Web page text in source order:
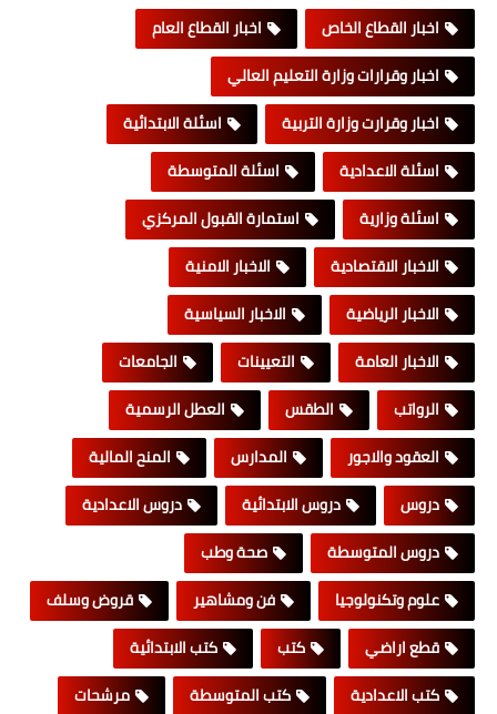
اخبار القطاع الخاص
اخبار القطاع العام
اخبار وقرارات وزارة التعليم العالي
اخبار وقرارت وزارة التربية
اسئلة الابتدائية
اسئلة الاعدادية
اسئلة المتوسطة
اسئلة وزارية
استمارة القبول المركزي
الاخبار الاقتصادية
الاخبار الامنية
الاخبار الرياضية
الاخبار السياسية
الاخبار العامة
التعيينات
الجامعات
الرواتب
الطقس
العطل الرسمية
العقود والاجور
المدارس
المنح المالية
دروس
دروس الابتدائية
دروس الاعدادية
دروس المتوسطة
صحة وطب
علوم وتكنولوجيا
فن ومشاهير
قروض وسلف
قطع اراضي
كتب
كتب الابتدائية
كتب الاعدادية
كتب المتوسطة
مرشحات